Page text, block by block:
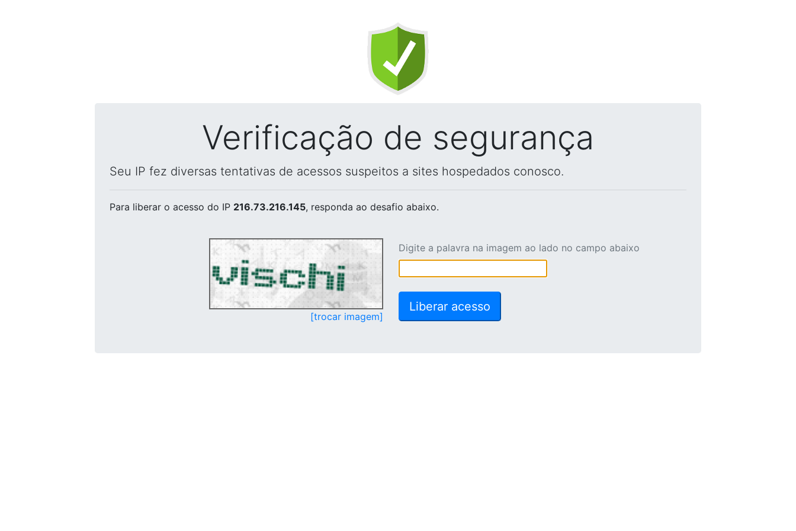
Verificação de segurança
Seu IP fez diversas tentativas de acessos suspeitos a sites hospedados conosco.
Para liberar o acesso do IP 216.73.216.145, responda ao desafio abaixo.
[trocar imagem]
Digite a palavra na imagem ao lado no campo abaixo